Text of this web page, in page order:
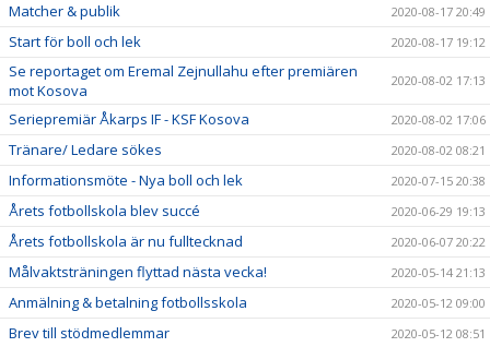
Matcher & publik 2020-08-17 20:49
Start för boll och lek 2020-08-17 19:12
Se reportaget om Eremal Zejnullahu efter premiären
mot Kosova
2020-08-02 17:13
Seriepremiär Åkarps IF - KSF Kosova 2020-08-02 17:06
Tränare/ Ledare sökes 2020-08-02 08:21
Informationsmöte - Nya boll och lek 2020-07-15 20:38
Årets fotbollskola blev succé 2020-06-29 19:13
Årets fotbollskola är nu fulltecknad 2020-06-07 20:22
Målvaktsträningen flyttad nästa vecka! 2020-05-14 21:13
Anmälning & betalning fotbollsskola 2020-05-12 09:00
Brev till stödmedlemmar 2020-05-12 08:51